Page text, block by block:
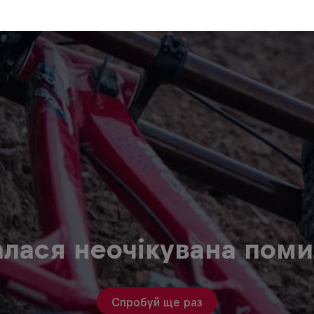
неочікувана
Спробуй ще раз